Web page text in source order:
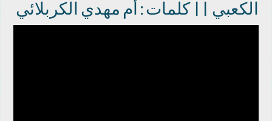
الكعبي || كلمات : أم مهدي الكربلائي